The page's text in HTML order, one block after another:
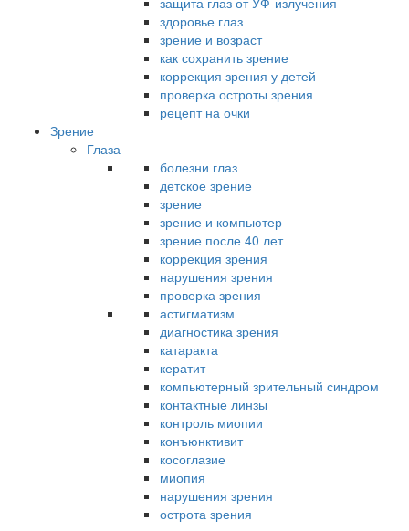
здоровье глаз
зрение и возраст
как сохранить зрение
коррекция зрения у детей
проверка остроты зрения
рецепт на очки
Зрение
Глаза
болезни глаз
детское зрение
зрение
зрение и компьютер
зрение после 40 лет
коррекция зрения
нарушения зрения
проверка зрения
астигматизм
диагностика зрения
катаракта
кератит
компьютерный зрительный синдром
контактные линзы
контроль миопии
конъюнктивит
косоглазие
миопия
нарушения зрения
острота зрения